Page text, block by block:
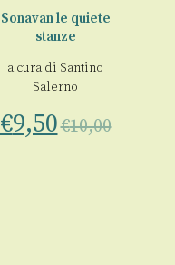
Sonavan le quiete
stanze
a cura di Santino
Salerno
€9,50€10,00